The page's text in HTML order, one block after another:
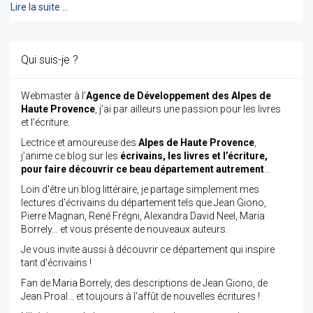
Lire la suite …
Qui suis-je ?
Webmaster à l’Agence de Développement des Alpes de
Haute Provence , j’ai par ailleurs une passion pour les livres
et l’écriture.
Lectrice et amoureuse des Alpes de Haute Provence
j’anime ce blog sur les écrivains, les livres et l’écriture,
pour faire découvrir ce beau département autrement
Loin d'être un blog littéraire, je partage simplement mes
lectures d'écrivains du département tels que Jean Giono,
Pierre Magnan, René Frégni, Alexandra David Neel, Maria
Borrely... et vous présente de nouveaux auteurs.
Je vous invite aussi à découvrir ce département qui inspire
tant d'écrivains !
Fan de Maria Borrely, des descriptions de Jean Giono, de
Jean Proal... et toujours à l'affût de nouvelles écritures !